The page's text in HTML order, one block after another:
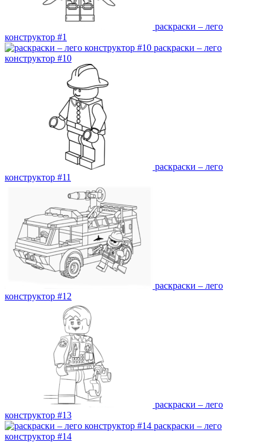
раскраски – лего
конструктор #1
раскраски – лего
конструктор #10
раскраски – лего
конструктор #11
раскраски – лего
конструктор #12
раскраски – лего
конструктор #13
раскраски – лего
конструктор #14